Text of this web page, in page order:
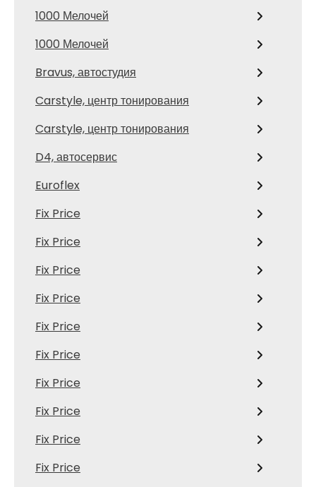
1000 Мелочей
1000 Мелочей
Bravus, автостудия
Carstyle, центр тонирования
Carstyle, центр тонирования
D4, автосервис
Euroflex
Fix Price
Fix Price
Fix Price
Fix Price
Fix Price
Fix Price
Fix Price
Fix Price
Fix Price
Fix Price